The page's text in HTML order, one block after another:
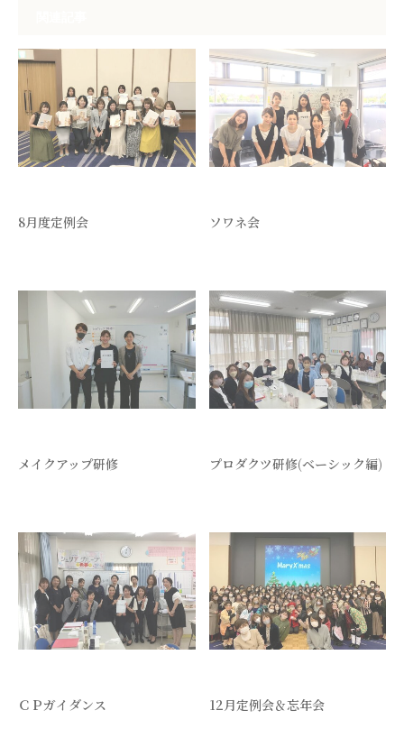
8月度定例会 ソワネ会
メイクアップ研修 プロダクツ研修(ベーシック編)
ＣＰガイダンス 12月定例会＆忘年会